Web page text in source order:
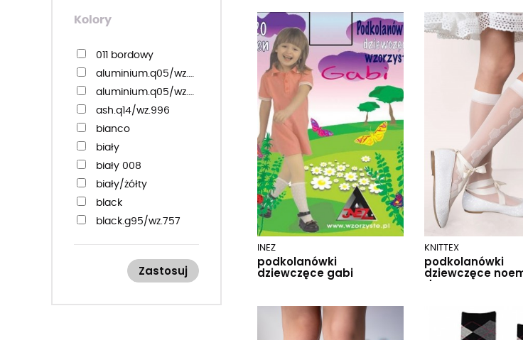
29-31
31-34
32-34
35-37
35-38
38-40
92-98
104-110
116-122
128-134
140-146
Kolory
011 bordowy
aluminium.q05/wz.997
aluminium.q05/wz.998
ash.q14/wz.996
bianco
biały
biały 008
biały/żółty
black
black.g95/wz.757
black.g95/wz.993
black.g95/wz.999
Zastosuj
INEZ
podkolanówki
dziewczęce gabi
KNITTEX
podkolanówki
dziewczęce
den